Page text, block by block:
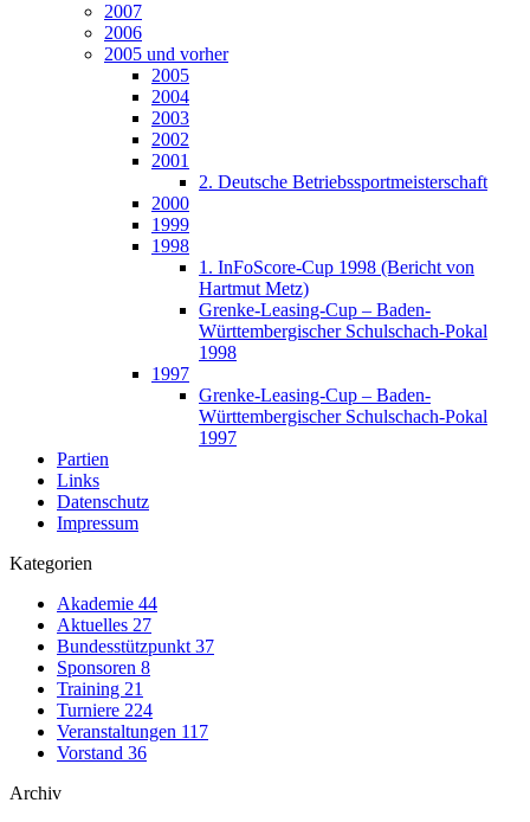
2007
2006
2005 und vorher
2005
2004
2003
2002
2001
2. Deutsche Betriebssportmeisterschaft
2000
1999
1998
1. InFoScore-Cup 1998 (Bericht von
Hartmut Metz)
Grenke-Leasing-Cup – Baden-
Württembergischer Schulschach-Pokal
1998
1997
Grenke-Leasing-Cup – Baden-
Württembergischer Schulschach-Pokal
1997
Partien
Links
Datenschutz
Impressum
Kategorien
Akademie 44
Aktuelles 27
Bundesstützpunkt 37
Sponsoren 8
Training 21
Turniere 224
Veranstaltungen 117
Vorstand 36
Archiv